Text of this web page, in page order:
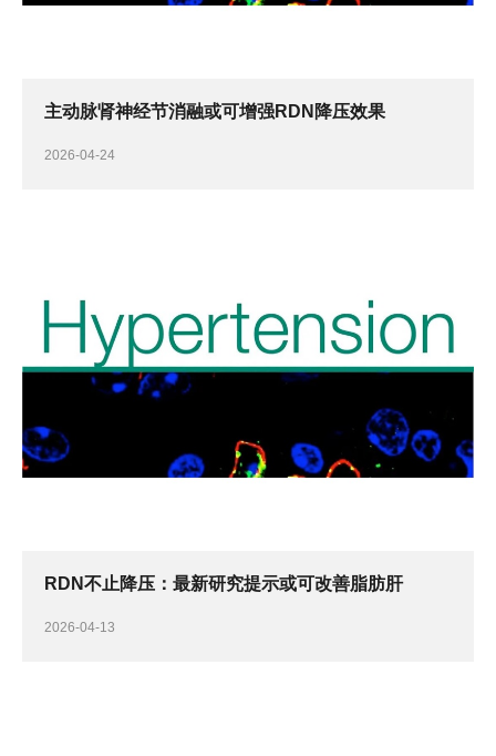
主动脉肾神经节消融或可增强RDN降压效果
2026-04-24
RDN不止降压：最新研究提示或可改善脂肪肝
2026-04-13